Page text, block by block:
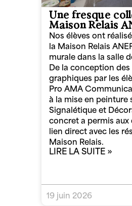
Une fresque
Maison Relais
Nos élèves ont
la Maison Relais
murale dans la salle
De la conception
graphiques par les
Pro AMA
à la mise en peinture
Signalétique et
concret a permis aux
lien direct avec les
Maison Relais.
LIRE LA SUITE »
19 juin 2026